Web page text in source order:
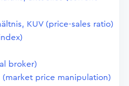
KUV (price-sales ratio)
broker)
(market price manipulation)